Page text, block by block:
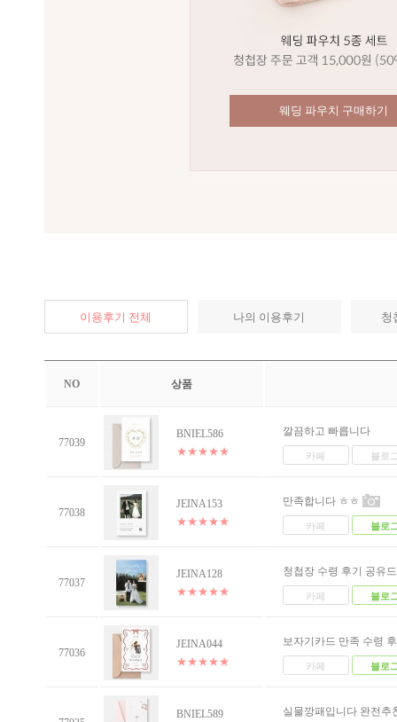
웨딩 파우치 구매하기
이용후기 전체 나의 이용후기 청
NO 상품
77039
BNIEL586
★★★★★
깔끔하고 빠릅니다
카페 블로
77038
JEINA153
★★★★★
만족합니다 ㅎㅎ
카페 블로
77037
JEINA128
★★★★★
청첩장 수령 후기 공유
카페 블로
77036
JEINA044
★★★★★
보자기카드 만족 수령
카페 블로
BNIEL589
실물깡패입니다 완전추